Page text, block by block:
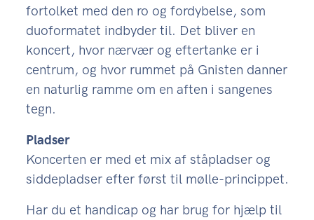
fortolket med den ro og fordybelse, som
duoformatet indbyder til. Det bliver en
koncert, hvor nærvær og eftertanke er i
centrum, og hvor rummet på Gnisten danner
en naturlig ramme om en aften i sangenes
tegn.
Pladser
Koncerten er med et mix af ståpladser og
siddepladser efter først til mølle-princippet.
Har du et handicap og har brug for hjælp til